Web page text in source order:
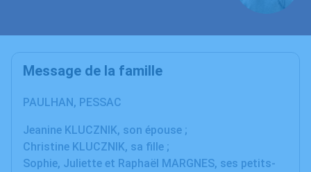
Message de la famille
PAULHAN, PESSAC
Jeanine KLUCZNIK, son épouse ;
Christine KLUCZNIK, sa fille ;
Sophie, Juliette et Raphaël MARGNES, ses petits-